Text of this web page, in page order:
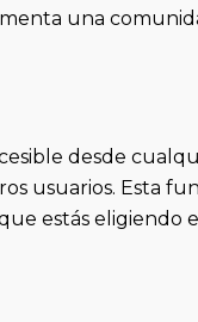
una
desde
usuarios. Esta
estás eligiendo